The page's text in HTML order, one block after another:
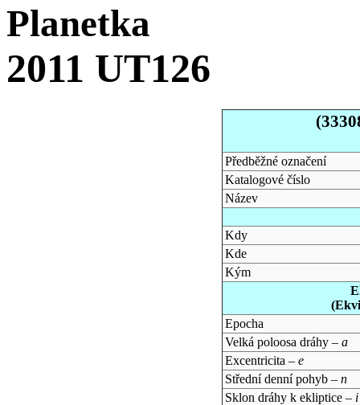
Planetka
2011 UT126
Předběžné označení
Katalogové číslo
Název
Kdy
Kde
Kým
Epocha
Velká poloosa dráhy – a
Excentricita – e
Střední denní pohyb – n
Sklon dráhy k ekliptice – i